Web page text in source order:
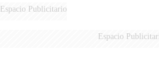
Espacio Publicitario
Espacio